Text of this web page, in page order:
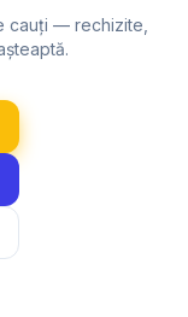
cauți — rechizite,